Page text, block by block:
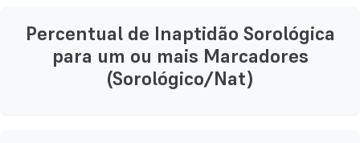
Percentual de Inaptidão Sorológica
para um ou mais Marcadores
(Sorológico/Nat)